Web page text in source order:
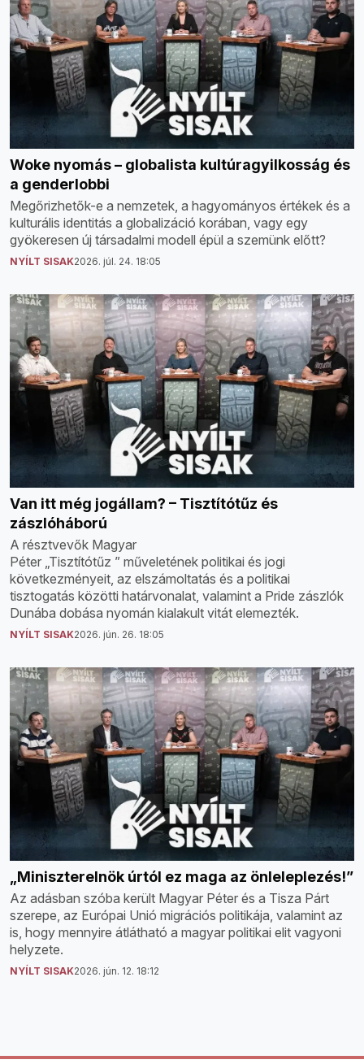
Woke nyomás – globalista kultúragyilkosság és
a genderlobbi
Megőrizhetők-e a nemzetek, a hagyományos értékek és a
kulturális identitás a globalizáció korában, vagy egy
gyökeresen új társadalmi modell épül a szemünk előtt?
NYÍLT SISAK2026. júl. 24. 18:05
Van itt még jogállam? – Tisztítótűz és
zászlóháború
A résztvevők Magyar
Péter „Tisztítótűz ” műveletének politikai és jogi
következményeit, az elszámoltatás és a politikai
tisztogatás közötti határvonalat, valamint a Pride zászlók
Dunába dobása nyomán kialakult vitát elemezték.
NYÍLT SISAK2026. jún. 26. 18:05
„Miniszterelnök úrtól ez maga az önleleplezés!”
Az adásban szóba került Magyar Péter és a Tisza Párt
szerepe, az Európai Unió migrációs politikája, valamint az
is, hogy mennyire átlátható a magyar politikai elit vagyoni
helyzete.
NYÍLT SISAK2026. jún. 12. 18:12